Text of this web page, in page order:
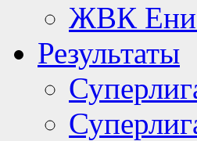
ЖВК
Результаты